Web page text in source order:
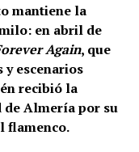
mantiene la
en abril de
Again, que
escenarios
recibió la
de Almería por su
flamenco.